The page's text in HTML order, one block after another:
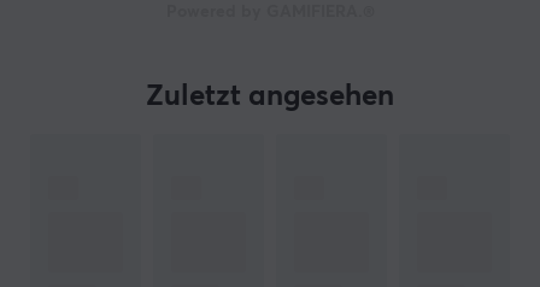
Zuletzt angesehen